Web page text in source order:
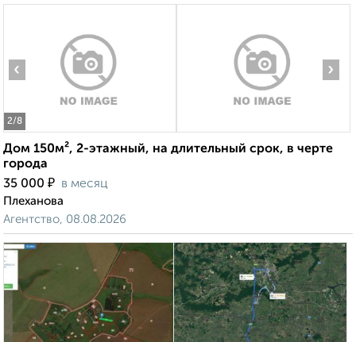
2/8
‹ ›
Дом 150м², 2-этажный, на длительный срок, в черте
города
35 000 ₽ в месяц
Плеханова
Агентство, 08.08.2026